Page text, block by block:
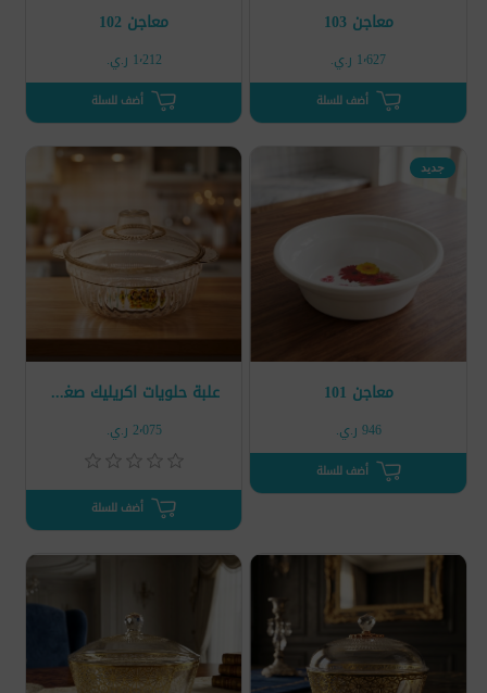
معاجن 103
1٬627 ر.ي.‏
أضف للسلة
معاجن 102
1٬212 ر.ي.‏
أضف للسلة
معاجن 101
جديد
946 ر.ي.‏
أضف للسلة
علبة حلويات اكريليك صغير سادة
2٬075 ر.ي.‏
أضف للسلة